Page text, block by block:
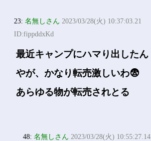
23:名無しさん 2023/03/28(火) 10:37:03.21
ID:fippddxKd
最近キャンプにハマり出したん
やが、かなり転売激しいわ😨
あらゆる物が転売されとる
48:名無しさん 2023/03/28(火) 10:55:27.14